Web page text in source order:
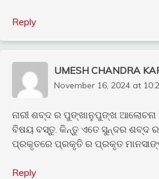
Reply
UMESH CHANDRA
November 16, 2024 at
ନାରୀ ଶବ୍ଦ ର ପୁଙ୍ଖାନୁପୁଙ୍ଖ
ବିଷୟ ବସ୍ତୁ. କିନ୍ତୁ ଏତେ ସୁନ୍ଦର ଶବ୍ଦ ର
ପ୍ରକୃତରେ ପ୍ରକୃତି ର ପ୍ରକୃତ
Reply